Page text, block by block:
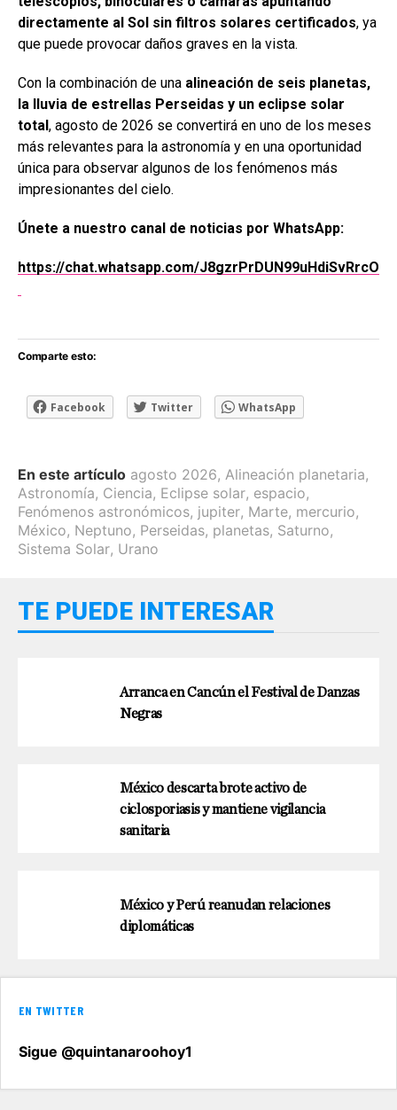
directamente al Sol sin filtros solares certificados, ya
que puede provocar daños graves en la vista.
Con la combinación de una alineación de seis planetas,
la lluvia de estrellas Perseidas y un eclipse solar
total, agosto de 2026 se convertirá en uno de los meses
más relevantes para la astronomía y en una oportunidad
única para observar algunos de los fenómenos más
impresionantes del cielo.
Únete a nuestro canal de noticias por WhatsApp:
https://chat.whatsapp.com/J8gzrPrDUN99uHdiSvRrcO
Comparte esto:
Facebook Twitter WhatsApp
En este artículo agosto 2026, Alineación planetaria,
Astronomía, Ciencia, Eclipse solar, espacio,
Fenómenos astronómicos, jupiter, Marte, mercurio,
México, Neptuno, Perseidas, planetas, Saturno,
Sistema Solar, Urano
TE PUEDE INTERESAR
Arranca en Cancún el Festival de Danzas
Negras
México descarta brote activo de
ciclosporiasis y mantiene vigilancia
sanitaria
México y Perú reanudan relaciones
diplomáticas
EN TWITTER
Sigue @quintanaroohoy1